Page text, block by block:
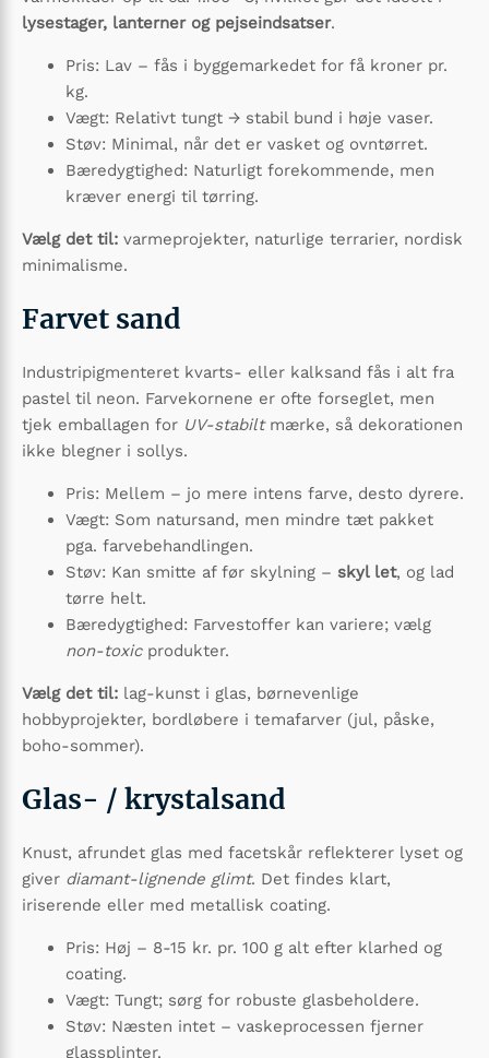
lysestager, lanterner og pejseindsatser.
Pris: Lav – fås i byggemarkedet for få kroner pr.
kg.
Vægt: Relativt tungt → stabil bund i høje vaser.
Støv: Minimal, når det er vasket og ovntørret.
Bæredygtighed: Naturligt forekommende, men
kræver energi til tørring.
Vælg det til: varmeprojekter, naturlige terrarier, nordisk
minimalisme.
Farvet sand
Industripigmenteret kvarts- eller kalksand fås i alt fra
pastel til neon. Farvekornene er ofte forseglet, men
tjek emballagen for UV-stabiltmærke, så dekorationen
ikke blegner i sollys.
Pris: Mellem – jo mere intens farve, desto dyrere.
Vægt: Som natursand, men mindre tæt pakket
pga. farvebehandlingen.
Støv: Kan smitte af før skylning – skyl let, og lad
tørre helt.
Bæredygtighed: Farvestoffer kan variere; vælg
non-toxicprodukter.
Vælg det til: lag-kunst i glas, børnevenlige
hobbyprojekter, bordløbere i temafarver (jul, påske,
boho-sommer).
Glas- / krystalsand
Knust, afrundet glas med facetskår reflekterer lyset og
giver diamant-lignende glimt. Det findes klart,
iriserende eller med metallisk coating.
Pris: Høj – 8-15 kr. pr. 100 g alt efter klarhed og
coating.
Vægt: Tungt; sørg for robuste glasbeholdere.
Støv: Næsten intet – vaskeprocessen fjerner
glassplinter.